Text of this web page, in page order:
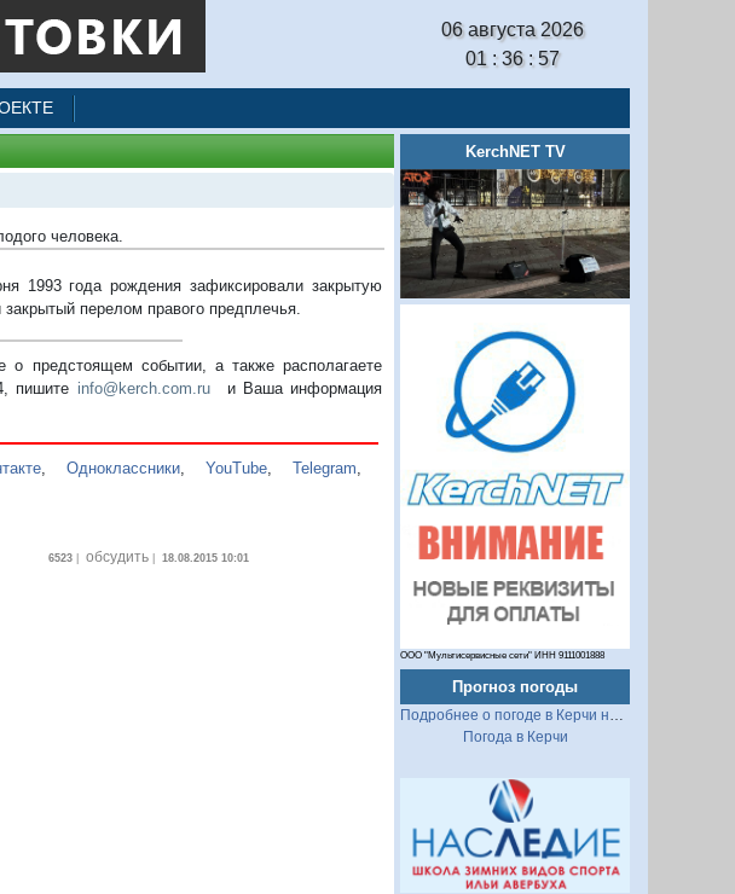
06 августа 2026
01 : 36 : 57
человека.
1993 года рождения зафиксировали закрытую
перелом правого предплечья.
предстоящем событии, а также располагаете
пишите info@kerch.com.ru и Ваша информация
Одноклассники ,YouTube ,Telegram
6523| обсудить| 18.08.2015 10:01
KerchNET TV
ООО "Мультисервисные сети" ИНН 9111001888
Прогноз погоды
Подробнее о погоде в Керчи на 2 недели
Погода в Керчи